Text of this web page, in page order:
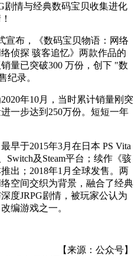
剧情与经典数码宝贝收集进化
宣布，《数码宝贝物语：网络
侦探 骇客追忆》两款作品的
量已突破300 万份，创下 "数
纪录。
年10月，当时累计销量刚突
一步达到250万份。短短一年
早于2015年3月在日本 PS Vita
Switch及Steam平台；续作《骇
出；2018年1月全球发售。两
空间交织为背景，融合了经典
度JRPG剧情，被玩家公认为
编游戏之一。
【来源：公众号】